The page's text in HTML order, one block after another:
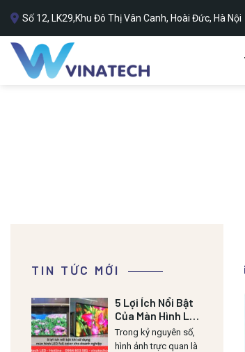
qua
nội
dung
Số 12, LK29,Khu Đô Thị Vân Canh, Hoài Đức, Hà Nội
TIN TỨC MỚI
5 Lợi Ích Nổi Bật
Của Màn Hình LED
Lull Color Cho
Doanh Nghiệp
Trong kỷ nguyên số,
hình ảnh trực quan là